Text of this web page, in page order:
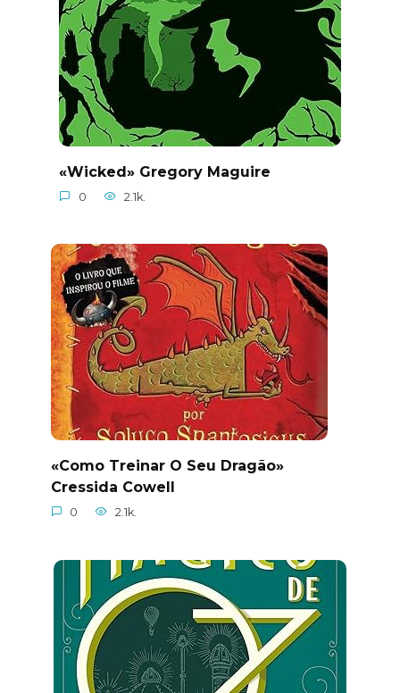
«Wicked» Gregory Maguire
0 2.1k.
«Como Treinar O Seu Dragão»
Cressida Cowell
0 2.1k.